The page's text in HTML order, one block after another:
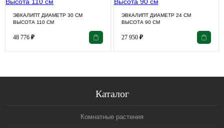
ЭВКАЛИПТ ДИАМЕТР 30 СМ
ВЫСОТА 110 СМ
48 776 ₽
ЭВКАЛИПТ ДИАМЕТР 24 СМ
ВЫСОТА 90 СМ
27 950 ₽
Каталог
Комнатные растения